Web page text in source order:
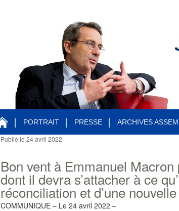
PORTRAIT PRESSE ARCHIVES
Bon vent à Emmanuel
dont il devra s’attacher à ce
réconciliation et d’une
Publié le 24 avril 2022
COMMUNIQUE – Le 24 avril 2022 –